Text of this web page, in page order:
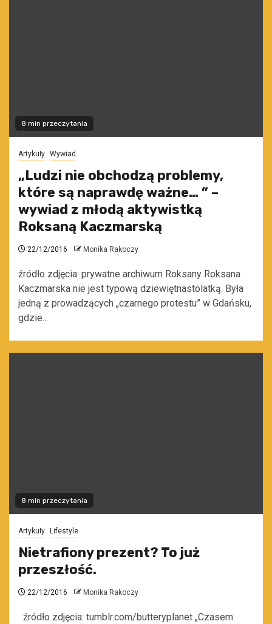
8 min przeczytania
Artykuły Wywiad
„Ludzi nie obchodzą problemy,
które są naprawdę ważne… ” –
wywiad z młodą aktywistką
Roksaną Kaczmarską
22/12/2016 Monika Rakoczy
źródło zdjęcia: prywatne archiwum Roksany Roksana
Kaczmarska nie jest typową dziewiętnastolatką. Była
jedną z prowadzących „czarnego protestu” w Gdańsku,
gdzie...
8 min przeczytania
Artykuły Lifestyle
Nietrafiony prezent? To już
przeszłość.
22/12/2016 Monika Rakoczy
źródło zdjęcia: tumblr.com/butteryplanet „Czasem